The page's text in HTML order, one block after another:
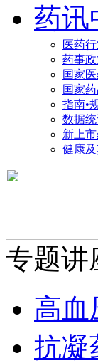
药讯
医药
药事
国家
国家
指南•
数据
新上
健康
专题讲
高血
抗凝